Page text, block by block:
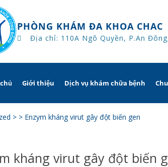
PHÒNG KHÁM ĐA KHOA CHAC
Địa chỉ: 110A Ngô Quyền, P.An
Giới thiệu
Quyền và trách nhiệm của người
Dịch vụ khám chữa bệnh
Khám gì ở CHAC
> > Enzym kháng virut gây đột biến gen
kháng virut gây đột biến